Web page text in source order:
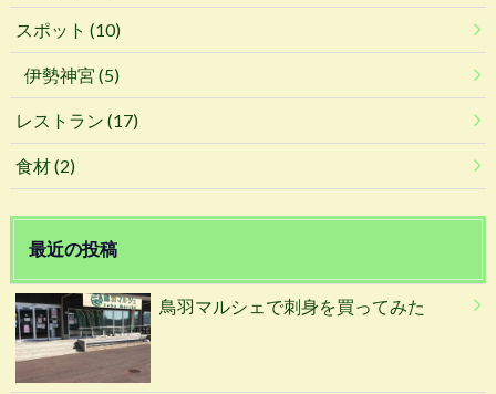
スポット (10)
伊勢神宮 (5)
レストラン (17)
食材(2)
最近の投稿
鳥羽マルシェで刺身を買ってみた